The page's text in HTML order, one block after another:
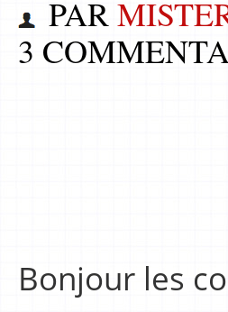
PAR
3
Bonjour les